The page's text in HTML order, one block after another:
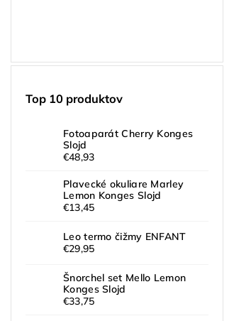
Top 10 produktov
Fotoaparát Cherry Konges
Slojd
€48,93
Plavecké okuliare Marley
Lemon Konges Slojd
€13,45
Leo termo čižmy ENFANT
€29,95
Šnorchel set Mello Lemon
Konges Slojd
€33,75